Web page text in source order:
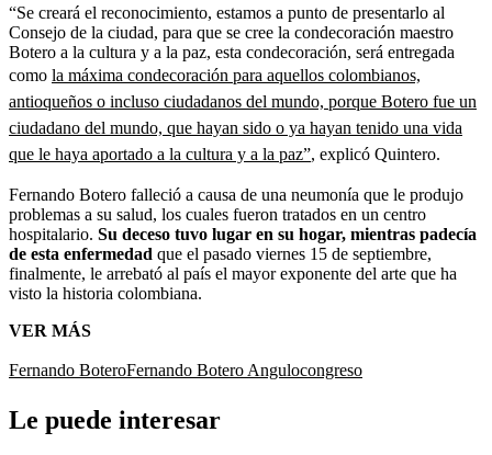
“Se creará el reconocimiento, estamos a punto de presentarlo al
Consejo de la ciudad, para que se cree la condecoración maestro
Botero a la cultura y a la paz, esta condecoración, será entregada
como la máxima condecoración para aquellos colombianos,
antioqueños o incluso ciudadanos del mundo, porque Botero fue un
ciudadano del mundo, que hayan sido o ya hayan tenido una vida
que le haya aportado a la cultura y a la paz”, explicó Quintero.
Fernando Botero falleció a causa de una neumonía que le produjo
problemas a su salud, los cuales fueron tratados en un centro
hospitalario. Su deceso tuvo lugar en su hogar, mientras padecía
de esta enfermedad que el pasado viernes 15 de septiembre,
finalmente, le arrebató al país el mayor exponente del arte que ha
visto la historia colombiana.
VER MÁS
Fernando BoteroFernando Botero Angulocongreso
Le puede interesar